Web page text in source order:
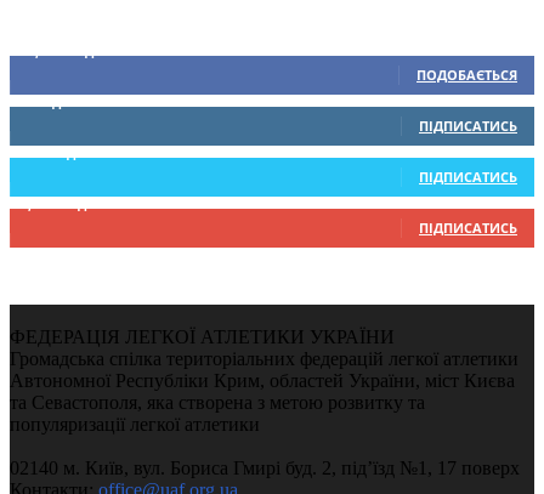
ПОДОБАЄТЬСЯ
0 Підписників
ПІДПИСАТИСЬ
234 Підписників
ПІДПИСАТИСЬ
9,370 Підписників
ПІДПИСАТИСЬ
ФЕДЕРАЦІЯ ЛЕГКОЇ АТЛЕТИКИ УКРАЇНИ
Громадська спілка територіальних федерацій легкої атлетики
Автономної Республіки Крим, областей України, міст Києва
та Севастополя, яка створена з метою розвитку та
популяризації легкої атлетики
02140 м. Київ, вул. Бориса Гмирі буд. 2, під’їзд №1, 17 поверх
Контакти: office@uaf.org.ua